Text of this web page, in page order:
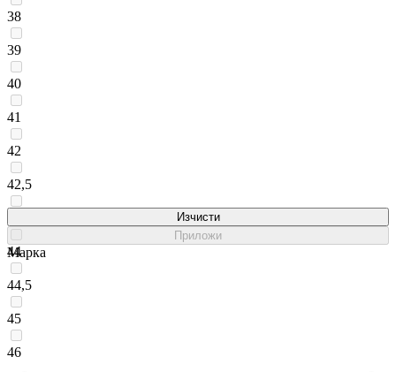
38
39
40
41
42
42,5
44
44,5
45
46
Изчисти
Приложи
Марка